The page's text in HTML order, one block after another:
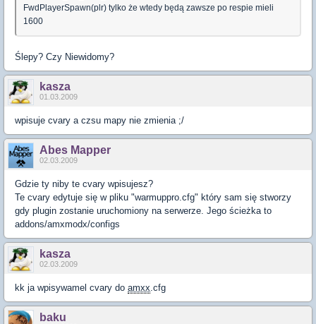
FwdPlayerSpawn(plr) tylko że wtedy będą zawsze po respie mieli
1600
Ślepy? Czy Niewidomy?
kasza
01.03.2009
wpisuje cvary a czsu mapy nie zmienia ;/
Abes Mapper
02.03.2009
Gdzie ty niby te cvary wpisujesz?
Te cvary edytuje się w pliku "warmuppro.cfg" który sam się stworzy
gdy plugin zostanie uruchomiony na serwerze. Jego ścieżka to
addons/amxmodx/configs
kasza
02.03.2009
kk ja wpisywamel cvary do amxx .cfg
baku